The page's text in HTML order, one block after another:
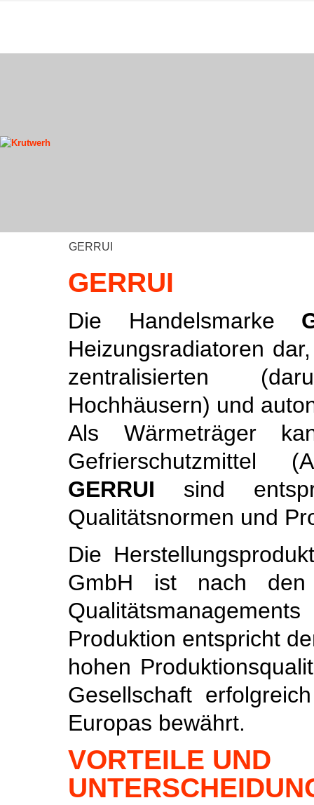
GERRUI
GERRUI
Die Handelsmarke
Heizungsradiatoren
zentralisierten
Hochhäusern) und
Als Wärmeträger
Gefrierschutzmittel
GERRUI sind
Qualitätsnormen und
Die
GmbH ist nach den
Produktion entspricht
hohen
Gesellschaft
Europas bewährt.
VORTEILE UND